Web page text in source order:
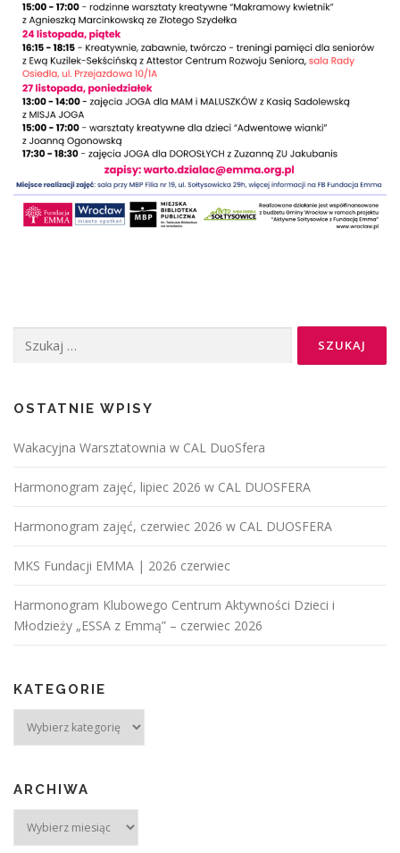
OSTATNIE WPISY
Wakacyjna Warsztatownia w CAL DuoSfera
Harmonogram zajęć, lipiec 2026 w CAL DUOSFERA
Harmonogram zajęć, czerwiec 2026 w CAL DUOSFERA
MKS Fundacji EMMA | 2026 czerwiec
Harmonogram Klubowego Centrum Aktywności Dzieci i
Młodzieży „ESSA z Emmą” – czerwiec 2026
KATEGORIE
ARCHIWA